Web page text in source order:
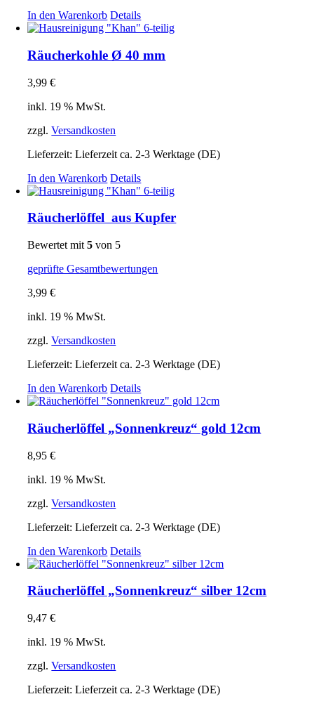
In den Warenkorb Details
Räucherkohle Ø 40 mm
3,99€
inkl. 19 % MwSt.
zzgl.Versandkosten
Lieferzeit:Lieferzeit ca. 2-3 Werktage (DE)
In den Warenkorb Details
Räucherlöffel aus Kupfer
Bewertet mit5 von 5
geprüfte Gesamtbewertungen
3,99€
inkl. 19 % MwSt.
zzgl.Versandkosten
Lieferzeit:Lieferzeit ca. 2-3 Werktage (DE)
In den Warenkorb Details
Räucherlöffel „Sonnenkreuz“ gold 12cm
8,95€
inkl. 19 % MwSt.
zzgl.Versandkosten
Lieferzeit:Lieferzeit ca. 2-3 Werktage (DE)
In den Warenkorb Details
Räucherlöffel „Sonnenkreuz“ silber 12cm
9,47€
inkl. 19 % MwSt.
zzgl.Versandkosten
Lieferzeit:Lieferzeit ca. 2-3 Werktage (DE)